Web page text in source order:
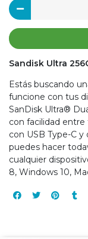
Sandisk Ultra
Estás buscando
funcione con tus
SanDisk Ultra®
con facilidad
con USB Type-C y
puedes hacer
cualquier
8, Windows 10,